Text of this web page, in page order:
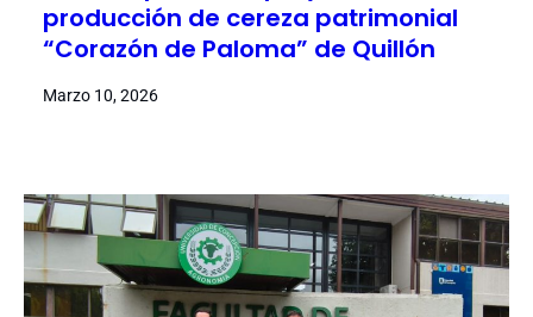
producción de cereza patrimonial
“Corazón de Paloma” de Quillón
Marzo 10, 2026